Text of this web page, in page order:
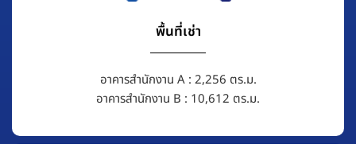
พื้นที่เช่า
อาคารสำนักงาน A : 2,256 ตร.ม.
อาคารสำนักงาน B : 10,612 ตร.ม.